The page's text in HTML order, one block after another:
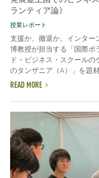
ランティア論》
授業レポート
支援か、撤退か。インター
博教授が担当する「国際ボ
ド・ビジネス・スクール
のタンザニア（A）」を題材
READ MORE